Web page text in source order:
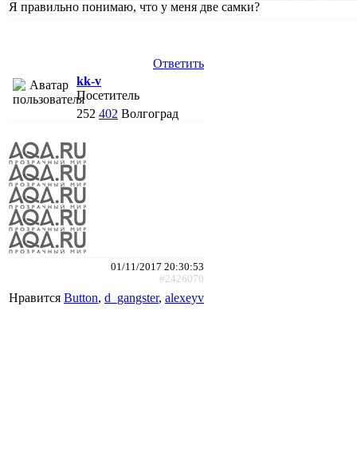
Я правильно понимаю, что у меня две самки?
Ответить
kk-v
Посетитель
252 402 Волгоград
01/11/2017 20:30:53
#2426070
Нравится Button, d_gangster, alexeyv